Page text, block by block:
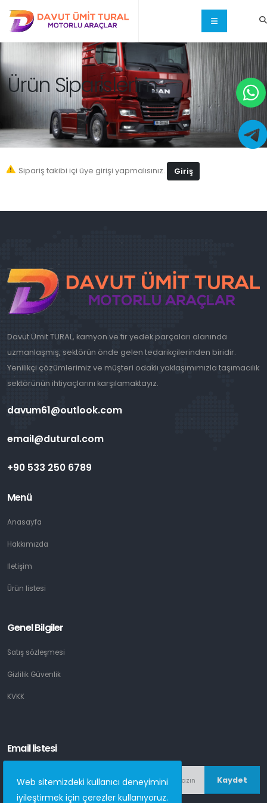
Ürün Siparislerim
Sipariş takibi içi üye girişi yapmalısınız. Giriş
Davut Ümit TURAL, kamyon ve tır yedek parçaları alanında
uzmanlaşmış, sektörün önde gelen tedarikçilerinden biridir.
Yenilikçi çözümlerimiz ve müşteri odaklı yaklaşımımızla taşımacılık
sektörünün ihtiyaçlarını karşılamaktayız.
davum61@outlook.com
email@dutural.com
+90 533 250 6789
Menü
Anasayfa
Hakkımızda
İletişim
Ürün listesi
Genel Bilgiler
Satış sözleşmesi
Gizlilik Güvenlik
KVKK
Email listesi
Kaydet
Web sitemizdeki kullanıcı deneyimini
iyileştirmek için çerezler kullanıyoruz.